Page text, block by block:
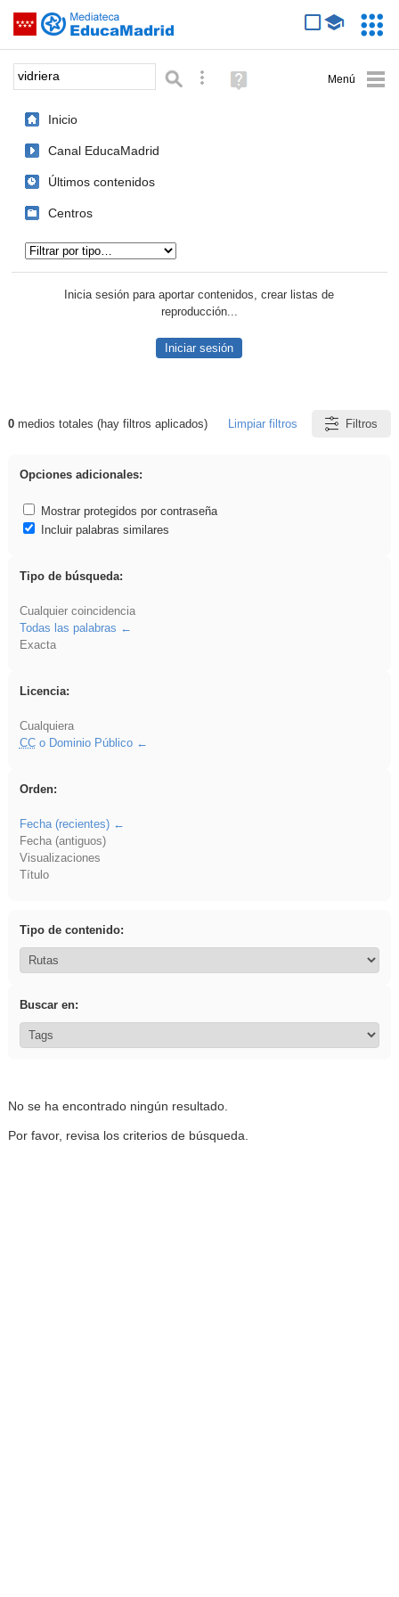
Saltar navegación
Palabra o frase: Búsqueda avanzada
Ayuda
(en
Inicio
Canal EducaMadrid
Últimos contenidos
Centros
Inicia sesión para aportar contenidos, crear listas de
reproducción...
Iniciar sesión
Resultados de: vidriera
0medios totales (hay filtros aplicados) Limpiar filtros Filtros
Opciones adicionales:
Mostrar protegidos por contraseña
Incluir palabras similares
Tipo de búsqueda:
Cualquier coincidencia
Todas las palabras
Exacta
Licencia:
Cualquiera
CCo Dominio Público
Orden:
Fecha (recientes)
Fecha (antiguos)
Visualizaciones
Título
Tipo de contenido:
Buscar en:
No se ha encontrado ningún resultado.
Por favor, revisa los criterios de búsqueda.